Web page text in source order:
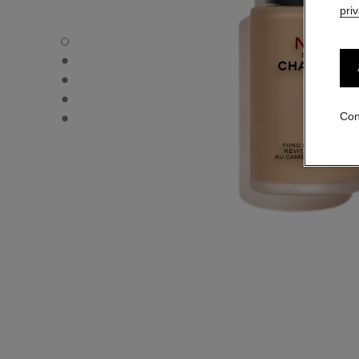
N°1 DE CHANEL BASE DE MAQUILLAJE
N°1 DE CHANEL BASE DE MAQUILLAJE
N°1 DE CHANEL BASE DE MAQUILLAJE
N°1 DE CHANEL BASE DE MAQUILLAJE
N°1 DE CHANEL BASE DE MAQUILLAJE